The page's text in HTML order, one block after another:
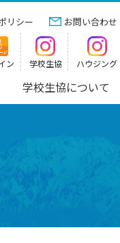
リシー お問い合わせ
ン 学校生協 ハウジング
学校生協について